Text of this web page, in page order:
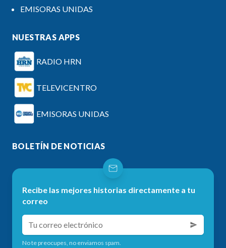
EMISORAS UNIDAS
NUESTRAS APPS
RADIO HRN
TELEVICENTRO
EMISORAS UNIDAS
BOLETÍN DE NOTICIAS
Recibe las mejores historias directamente a tu
correo
No te preocupes, no enviamos spam.